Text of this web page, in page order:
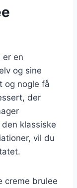
er en
og sine
og nogle få
der
klassiske
vil du
creme brulee